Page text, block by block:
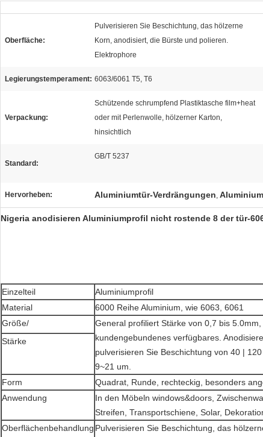
Oberfläche:
Pulverisieren Sie Beschichtung, das hölzerne
Korn, anodisiert, die Bürste und polieren.
Elektrophore
Legierungstemperament: 6063/6061 T5, T6
Verpackung:
Schützende schrumpfend Plastiktasche film+heat
oder mit Perlenwolle, hölzerner Karton,
hinsichtlich
Standard:
GB/T 5237
Hervorheben: Aluminiumtür-Verdrängungen,
Nigeria anodisieren Aluminiumprofil nicht rostende 8 der tür-
Einzelteil
Aluminiumprofil
Material
6000 Reihe Aluminium, wie 6063, 6061
Größe/
General profiliert Stärke von 0,7 bis
kundengebundenes verfügbares.
pulverisieren Sie Beschichtung von 40 |
9~21 um.
Stärke
Form
Quadrat, Runde, rechteckig, besonders
Anwendung
In den Möbeln windows&doors,
Streifen, Transportschiene, Solar,
Oberflächenbehandlung Pulverisieren Sie Beschichtung, das